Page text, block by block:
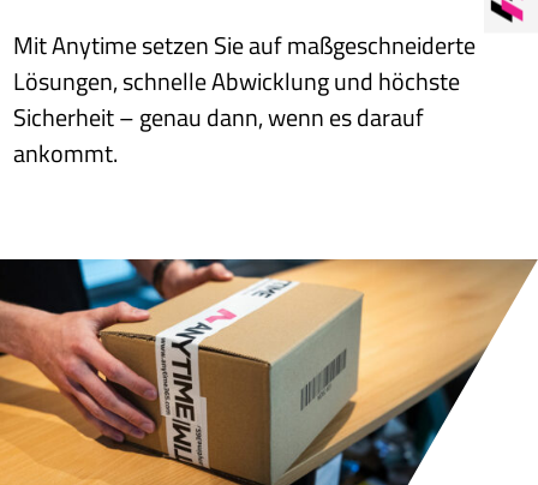
Mit Anytime setzen Sie auf maßgeschneiderte
Lösungen, schnelle Abwicklung und höchste
Sicherheit – genau dann, wenn es darauf
ankommt.